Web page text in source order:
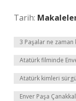
Tarih:
3 Paşalar ne zaman
Atatürk filminde
Atatürk kimleri
Enver Paşa